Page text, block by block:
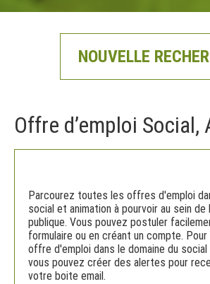
NOUVELLE
Offre d’emploi Social,
Parcourez toutes les offres d'emploi
social et animation à pourvoir au sein
publique. Vous pouvez postuler
formulaire ou en créant un compte. Pour
offre d'emploi dans le domaine du social
vous pouvez créer des alertes pour
votre boite email.